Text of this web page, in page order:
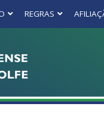
REGRAS